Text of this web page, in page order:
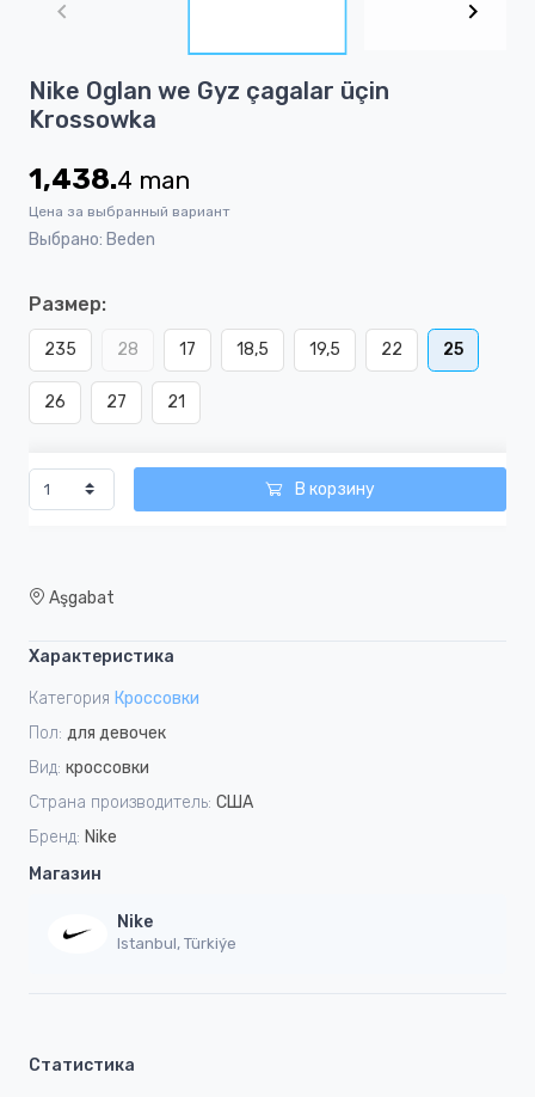
1
of
Nike Oglan we Gyz çagalar üçin
Krossowka
1,438.4 man
Цена за выбранный вариант
Выбрано: Beden
Размер:
235 28 17 18,5 19,5 22 25
26 27 21
В корзину
Aşgabat
Характеристика
Категория Кроссовки
Пол: для девочек
Вид: кроссовки
Страна производитель: США
Бренд: Nike
Магазин
Nike
Istanbul, Türkiýe
Статистика